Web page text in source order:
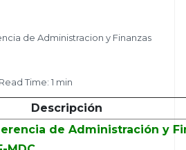
de Administracion y Finanzas
Read Time: 1 min
Descripción
de Administración y